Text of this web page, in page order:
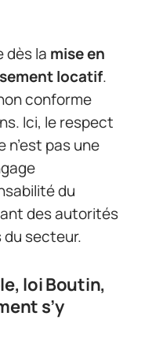
dès la mise en
locatif.
conforme
Ici, le respect
n’est pas une
du
des autorités
secteur.
loi Boutin,
s’y